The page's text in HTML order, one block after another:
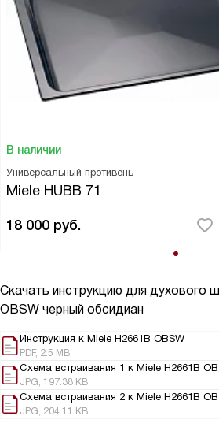
В наличии
Универсальный противень
Miele HUBB 71
18 000 руб.
Скачать инструкцию для духового
OBSW черный обсидиан
Инструкция к Miele H2661B OBSW
PDF, 2.5 MB
Схема встраивания 1 к Miele H2661B
JPG, 197.38 KB
Схема встраивания 2 к Miele H2661B
JPG, 204.11 KB